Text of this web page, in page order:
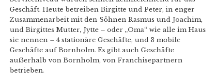
Geschäft. Heute betreiben Birgitte und Peter, in enger
Zusammenarbeit mit den Söhnen Rasmus und Joachim,
und Birgittes Mutter, Jytte – oder „Oma“ wie alle im Haus
sie nennen – 4 stationäre Geschäfte, und 3 mobile
Geschäfte auf Bornholm. Es gibt auch Geschäfte
auẞerhalb von Bornholm, von Franchisepartnern
betrieben.